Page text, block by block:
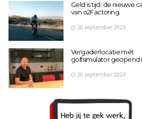
Geld is tijd: de nieuwe
van o2Factoring.
20 september 2023
Vergaderlocatie mét
golfsimulator geopend
20 september 2023